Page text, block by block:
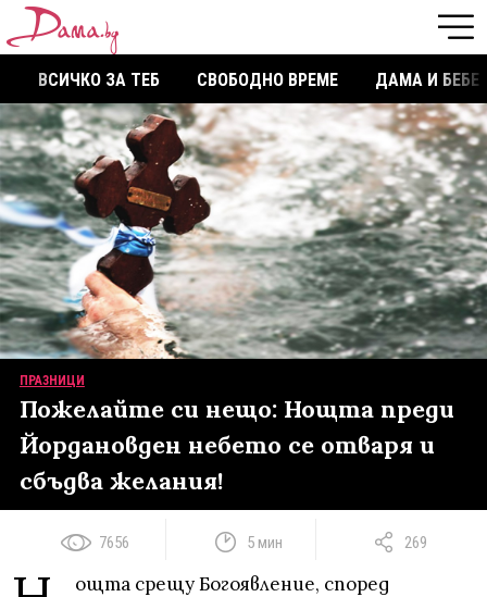
ВСИЧКО ЗА ТЕБ СВОБОДНО ВРЕМЕ ДАМА И БЕБЕ
ПРАЗНИЦИ
Пожелайте си нещо: Нощта преди
Йордановден небето се отваря и
сбъдва желания!
7656 5 мин 269
ощта срещу Богоявление, според